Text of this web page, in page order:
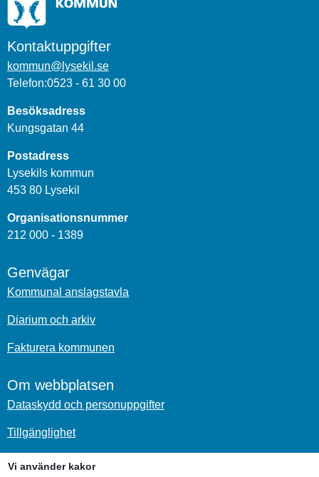
Vi använder kakor
Kontaktuppgifter
kommun@lysekil.se
Telefon:0523 - 61 30 00
Besöksadress
Kungsgatan 44
Postadress
Lysekils kommun
453 80 Lysekil
Organisationsnummer
212 000 - 1389
Genvägar
Kommunal anslagstavla
Diarium och arkiv
Fakturera kommunen
Om webbplatsen
Dataskydd och personuppgifter
Tillgänglighet
Om kakor